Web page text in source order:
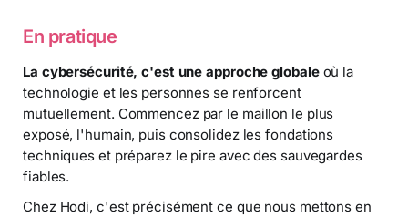
En pratique
La cybersécurité, c'est une approche globaleoù la
technologie et les personnes se renforcent
mutuellement. Commencez par le maillon le plus
exposé, l'humain, puis consolidez les fondations
techniques et préparez le pire avec des sauvegardes
fiables.
Chez Hodi, c'est précisément ce que nous mettons en